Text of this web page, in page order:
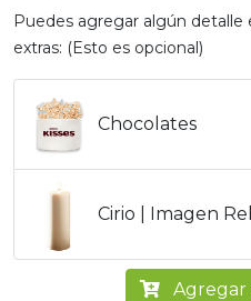
Puedes agregar algún detalle
extras: (Esto es opcional)
Chocolates
Cirio | Imagen
Agregar